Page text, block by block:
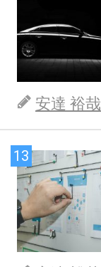
安達 裕哉
13